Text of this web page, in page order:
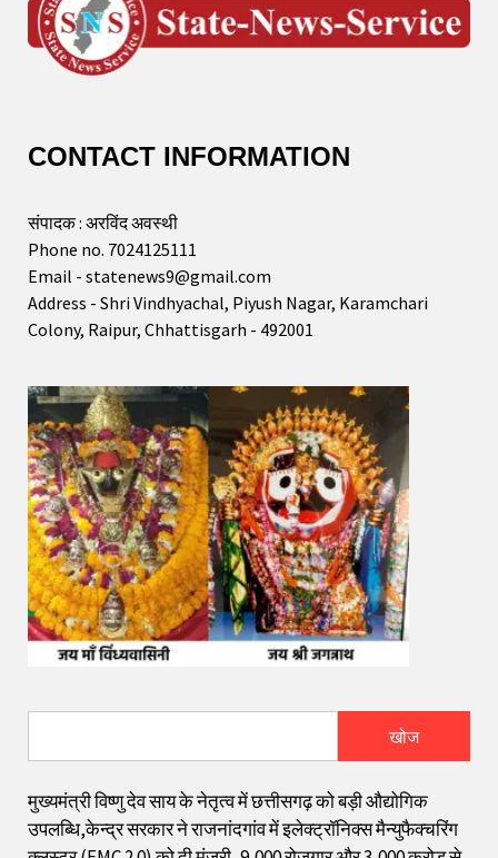
CONTACT INFORMATION
संपादक : अरविंद अवस्थी
Phone no. 7024125111
Email - statenews9@gmail.com
Address - Shri Vindhyachal, Piyush Nagar, Karamchari
Colony, Raipur, Chhattisgarh - 492001
खोज
मुख्यमंत्री विष्णु देव साय के नेतृत्व में छत्तीसगढ़ को बड़ी औद्योगिक
उपलब्धि,केन्द्र सरकार ने राजनांदगांव में इलेक्ट्रॉनिक्स मैन्युफैक्चरिंग